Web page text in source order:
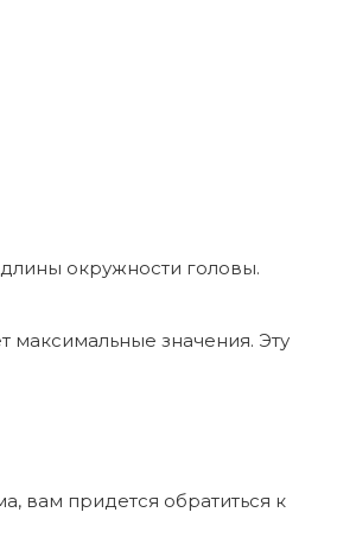
окружности головы.
максимальные значения. Эту
вам придется обратиться к